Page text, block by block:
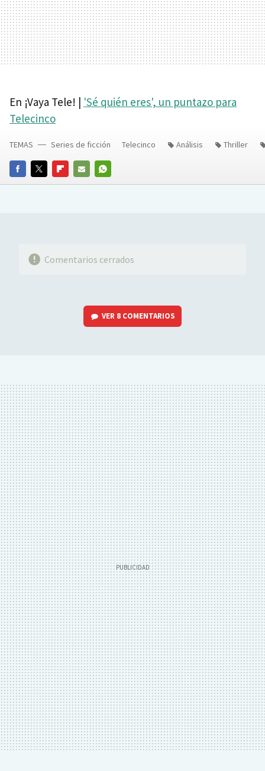
En ¡Vaya Tele! | 'Sé quién eres', un puntazo para
Telecinco
FACEBOOKTWITTERFLIPBOARD
E-
WHATSAPP
TEMAS Series de ficción Telecinco Análisis Thriller
Comentarios cerrados
VER 8 COMENTARIOS